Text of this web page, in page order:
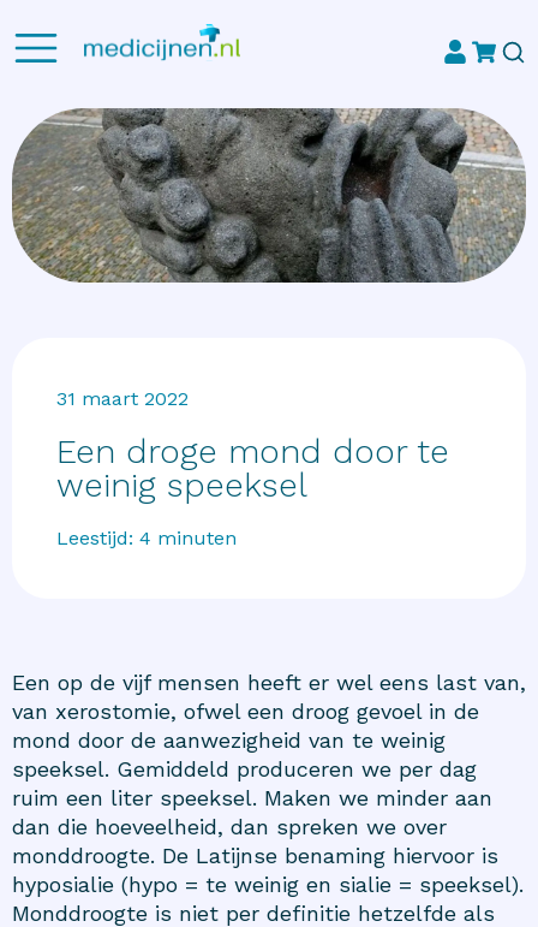
31 maart 2022
Een droge mond door te
weinig speeksel
Leestijd:4 minuten
Een op de vijf mensen heeft er wel eens last van,
van xerostomie, ofwel een droog gevoel in de
mond door de aanwezigheid van te weinig
speeksel. Gemiddeld produceren we per dag
ruim een liter speeksel. Maken we minder aan
dan die hoeveelheid, dan spreken we over
monddroogte. De Latijnse benaming hiervoor is
hyposialie (hypo = te weinig en sialie = speeksel).
Monddroogte is niet per definitie hetzelfde als